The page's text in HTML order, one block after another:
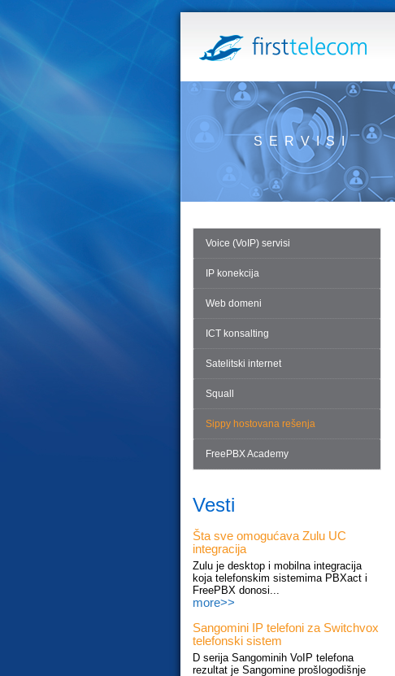
SERVISI
Voice (VoIP) servisi
IP konekcija
Web domeni
ICT konsalting
Satelitski internet
Squall
Sippy hostovana rešenja
FreePBX Academy
Vesti
Šta sve omogućava Zulu UC
integracija
Zulu je desktop i mobilna integracija
koja telefonskim sistemima PBXact i
FreePBX donosi...
more>>
Sangomini IP telefoni za Switchvox
telefonski sistem
D serija Sangominih VoIP telefona
rezultat je Sangomine prošlogodišnje